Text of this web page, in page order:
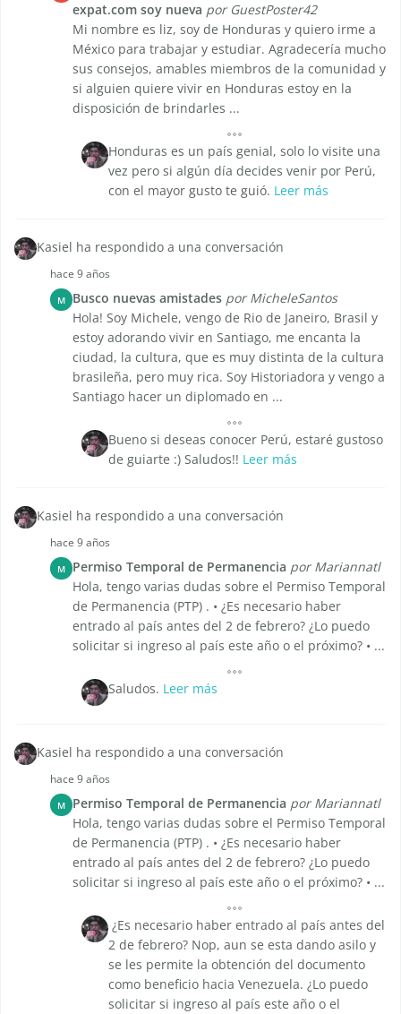
expat.com soy nueva por GuestPoster42
Mi nombre es liz, soy de Honduras y quiero irme a
México para trabajar y estudiar. Agradecería mucho
sus consejos, amables miembros de la comunidad y
si alguien quiere vivir en Honduras estoy en la
disposición de brindarles ...
Honduras es un país genial, solo lo visite una
vez pero si algún día decides venir por Perú,
con el mayor gusto te guió. Leer más
Kasiel ha respondido a una conversación
hace 9 años
M Busco nuevas amistades por MicheleSantos
Hola! Soy Michele, vengo de Rio de Janeiro, Brasil y
estoy adorando vivir en Santiago, me encanta la
ciudad, la cultura, que es muy distinta de la cultura
brasileña, pero muy rica. Soy Historiadora y vengo a
Santiago hacer un diplomado en ...
Bueno si deseas conocer Perú, estaré gustoso
de guiarte :) Saludos!! Leer más
Kasiel ha respondido a una conversación
hace 9 años
M Permiso Temporal de Permanencia por Mariannatl
Hola, tengo varias dudas sobre el Permiso Temporal
de Permanencia (PTP) . • ¿Es necesario haber
entrado al país antes del 2 de febrero? ¿Lo puedo
solicitar si ingreso al país este año o el próximo? • ...
Saludos. Leer más
Kasiel ha respondido a una conversación
hace 9 años
M Permiso Temporal de Permanencia por Mariannatl
Hola, tengo varias dudas sobre el Permiso Temporal
de Permanencia (PTP) . • ¿Es necesario haber
entrado al país antes del 2 de febrero? ¿Lo puedo
solicitar si ingreso al país este año o el próximo? • ...
 ¿Es necesario haber entrado al país antes del
2 de febrero? Nop, aun se esta dando asilo y
se les permite la obtención del documento
como beneficio hacia Venezuela. ¿Lo puedo
solicitar si ingreso al país este año o el